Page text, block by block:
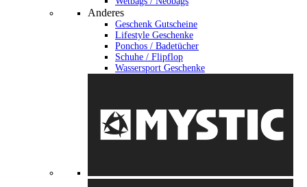
Anderes
Geschenk Gutscheine
Lifestyle Geschenke
Ponchos / Badetücher
Schuhe / Flipflop
Wassersport Geschenke